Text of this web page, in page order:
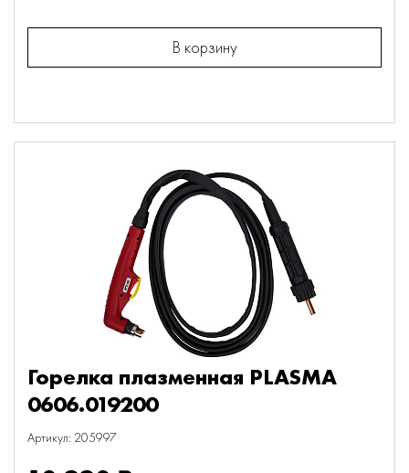
В корзину
Горелка плазменная PLASMA
0606.019200
Артикул: 205997